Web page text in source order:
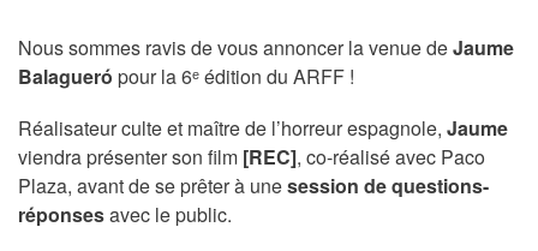
Nous sommes ravis de vous annoncer la venue deJaume
Balagueró pour la 6ᵉ édition du ARFF !
Réalisateur culte et maître de l’horreur espagnole, Jaume
viendra présenter son film [REC], co-réalisé avec Paco
Plaza, avant de se prêter à unesession de questions-
réponsesavec le public.